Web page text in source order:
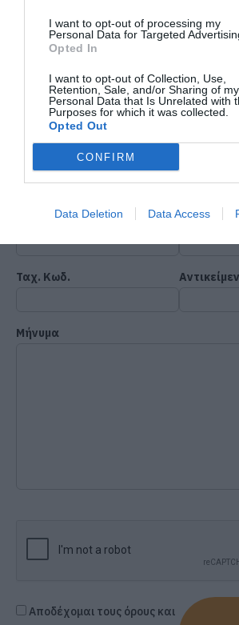
I want to opt-out of processing my
Personal Data for Targeted
Opted In
I want to opt-out of Collection, Use,
Retention, Sale, and/or Sharing of my
Personal Data that Is Unrelated with
Purposes for which it was collected.
Opted Out
CONFIRM
Data Deletion Data Access
BYD HVS
Όνομα* Εταιρεία*
Τηλέφωνο*
Νομός* Πόλη*
Ταχ. Κωδ.
Μήνυμα
Αποδέχομαι τους όρους και